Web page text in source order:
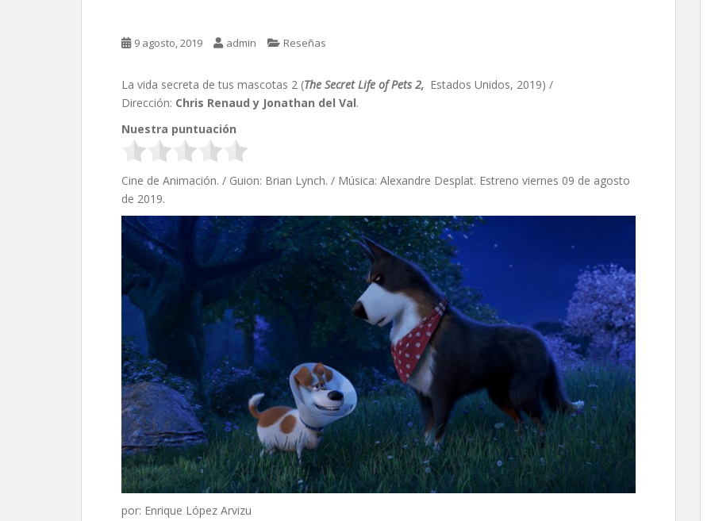
9 agosto, 2019 admin Reseñas
La vida secreta de tus mascotas 2 (The Secret Life of Pets 2, Estados Unidos, 2019) /
Dirección: Chris Renaud y Jonathan del Val.
Nuestra puntuación
Cine de Animación. / Guion: Brian Lynch. / Música: Alexandre Desplat. Estreno viernes 09 de agosto
de 2019.
por: Enrique López Arvizu